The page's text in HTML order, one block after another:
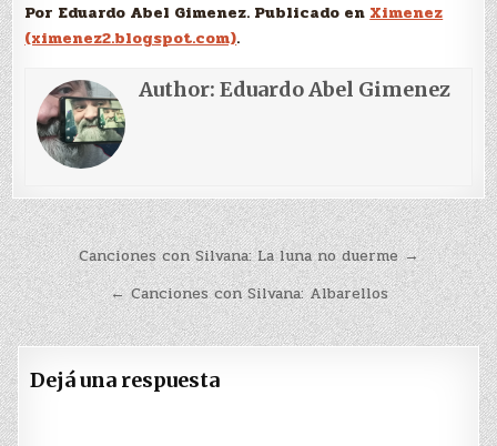
Por Eduardo Abel Gimenez. Publicado en Ximenez
(ximenez2.blogspot.com).
Author:Eduardo Abel Gimenez
Navegación
de
entradas
Canciones con Silvana: La luna no duerme →
← Canciones con Silvana: Albarellos
Dejá una respuesta